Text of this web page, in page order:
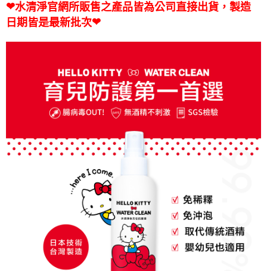
❤水清淨官網所販售之產品皆為公司直接出貨，製造
日期皆是最新批次❤